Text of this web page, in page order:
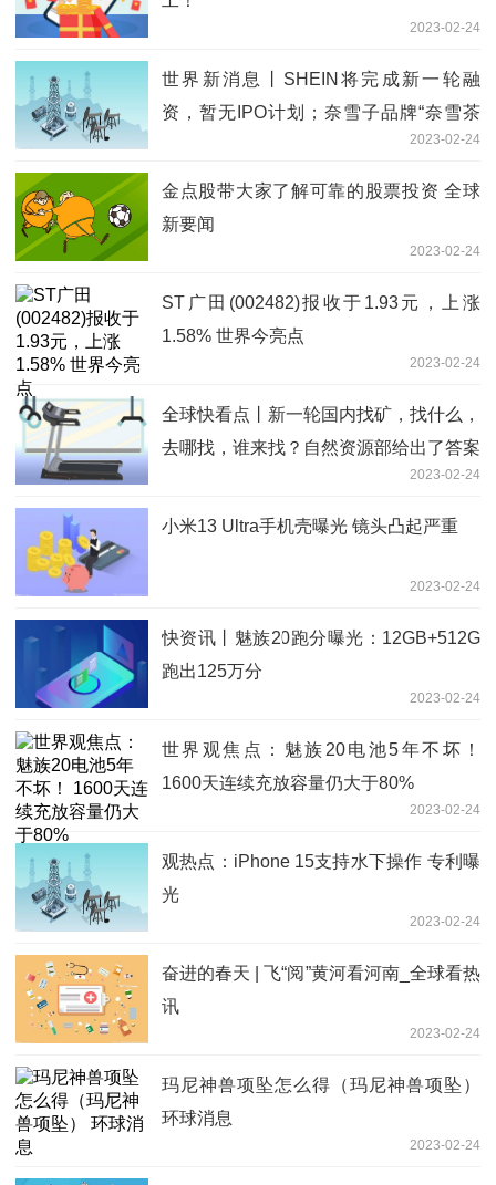
2023-02-24
世界新消息丨SHEIN将完成新一轮融
资，暂无IPO计划；奈雪子品牌“奈雪茶
院”首店试营业；黑蚁资本联合良品铺子
投资「赵一鸣零食」｜消研所周报
2023-02-24
金点股带大家了解可靠的股票投资 全球
新要闻
2023-02-24
ST广田(002482)报收于1.93元，上涨
1.58% 世界今亮点
2023-02-24
全球快看点丨新一轮国内找矿，找什么，
去哪找，谁来找？自然资源部给出了答案
2023-02-24
小米13 Ultra手机壳曝光 镜头凸起严重
2023-02-24
快资讯丨魅族20跑分曝光：12GB+512G
跑出125万分
2023-02-24
世界观焦点：魅族20电池5年不坏！
1600天连续充放容量仍大于80%
2023-02-24
观热点：iPhone 15支持水下操作 专利曝
光
2023-02-24
奋进的春天 | 飞“阅”黄河看河南_全球看热
讯
2023-02-24
玛尼神兽项坠怎么得（玛尼神兽项坠）
环球消息
2023-02-24